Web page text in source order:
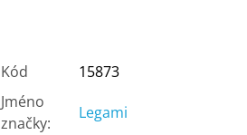
Kód
15873
Jméno
značky:
Legami